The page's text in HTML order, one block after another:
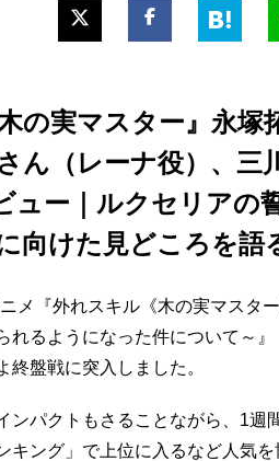
の実マスター』永塚
ん（レーナ役）、三
ュー｜ルクセリアの
向けた見どころを語
メ『外れスキル《木の実マスタ
れるようになった件について～
終盤戦に突入しました。
ンパクトもさることながら、1週
キング」で上位に入るなど人気